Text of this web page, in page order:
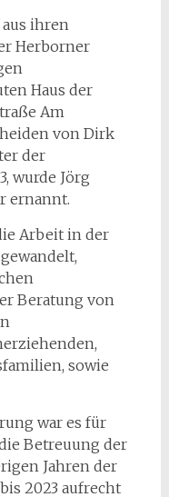
aus ihren
Herborner
Haus der
Am
von Dirk
der
wurde Jörg
ernannt.
Arbeit in der
Beratung von
sowie
war es für
Betreuung der
Jahren der
2023 aufrecht